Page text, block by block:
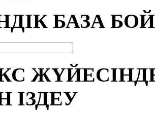
БАЗА
ІЗДЕУ